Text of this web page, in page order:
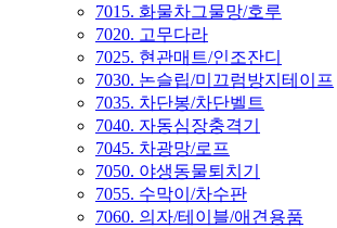
7015. 화물차그물망/호루
7020. 고무다라
7025. 현관매트/인조잔디
7030. 논슬립/미끄럼방지테이프
7035. 차단봉/차단벨트
7040. 자동심장충격기
7045. 차광망/로프
7050. 야생동물퇴치기
7055. 수막이/차수판
7060. 의자/테이블/애견용품